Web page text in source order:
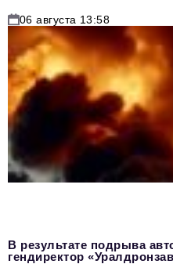
06 августа 13:58
В результате подрыва
гендиректор